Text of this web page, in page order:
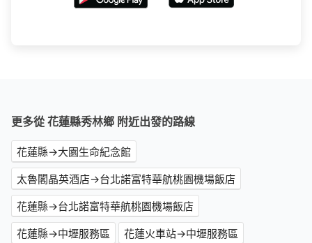
更多從 花蓮縣秀林鄉 附近出發的路線
花蓮縣→大園生命紀念館
太魯閣晶英酒店→台北諾富特華航桃園機場飯店
花蓮縣→台北諾富特華航桃園機場飯店
花蓮縣→中壢服務區
花蓮火車站→中壢服務區